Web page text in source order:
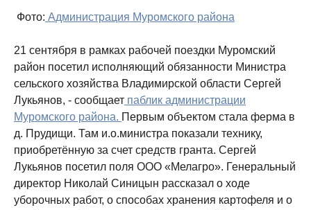
Фото: Администрация Муромского района
21 сентября в рамках рабочей поездки Муромский
район посетил исполняющий обязанности Министра
сельского хозяйства Владимирской области Сергей
Лукьянов, - сообщает паблик администрации
Муромского района. Первым объектом стала ферма в
д. Прудищи. Там и.о.министра показали технику,
приобретённую за счет средств гранта. Сергей
Лукьянов посетил поля ООО «Мелагро». Генеральный
директор Николай Синицын рассказал о ходе
уборочных работ, о способах хранения картофеля и о